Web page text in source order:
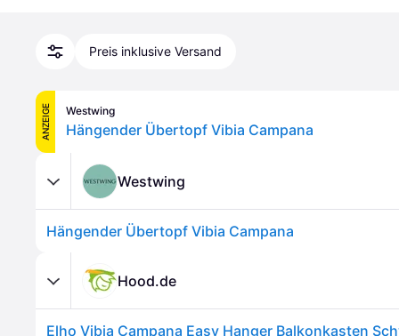
Preis inklusive Versand
ANZEIGE Westwing
Hängender Übertopf Vibia Campana
Westwing
Hängender Übertopf Vibia Campana
Hood.de